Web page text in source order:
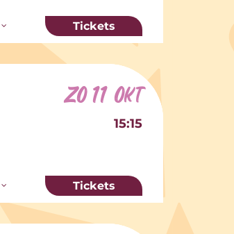
Tickets
zo 11 okt
15:15
Tickets